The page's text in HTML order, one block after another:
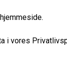
i vores